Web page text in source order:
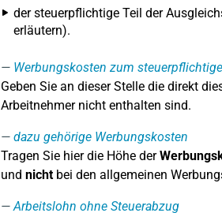
der steuerpflichtige Teil der
erläutern).
Werbungskosten zum
Geben Sie an dieser Stelle die direkt
Arbeitnehmer nicht enthalten sind.
dazu gehörige Werbungskosten
Tragen Sie hier die Höhe der
und nichtbei den allgemeinen
Arbeitslohn ohne Steuerabzug